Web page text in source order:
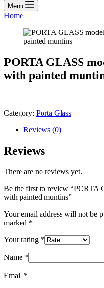
Menu
Home
PORTA GLASS
with painted
Category: Porta Glass
Reviews (0)
Reviews
There are no reviews yet.
Be the first to review “PORTA
with painted muntins”
Your email address will not be
marked *
Your rating *
Name *
Email *